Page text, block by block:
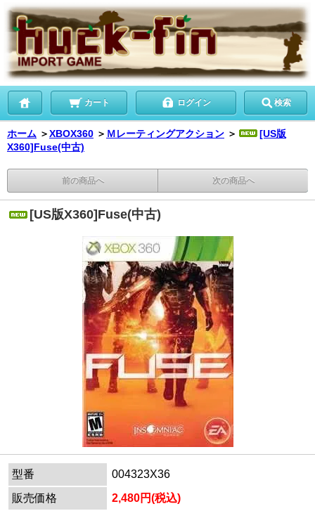
カート ログイン 検索
ホーム ＞XBOX360 ＞ Ｍレーティングアクション ＞
[US版
X360]Fuse(中古)
前の商品へ 次の商品へ
[US版X360]Fuse(中古)
型番
004323X36
販売価格
2,480円(税込)